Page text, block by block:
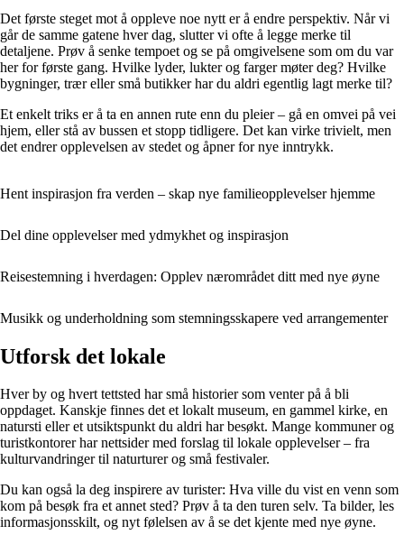
Det første steget mot å oppleve noe nytt er å endre perspektiv. Når vi
går de samme gatene hver dag, slutter vi ofte å legge merke til
detaljene. Prøv å senke tempoet og se på omgivelsene som om du var
her for første gang. Hvilke lyder, lukter og farger møter deg? Hvilke
bygninger, trær eller små butikker har du aldri egentlig lagt merke til?
Et enkelt triks er å ta en annen rute enn du pleier – gå en omvei på vei
hjem, eller stå av bussen et stopp tidligere. Det kan virke trivielt, men
det endrer opplevelsen av stedet og åpner for nye inntrykk.
Hent inspirasjon fra verden – skap nye familieopplevelser hjemme
Del dine opplevelser med ydmykhet og inspirasjon
Reisestemning i hverdagen: Opplev nærområdet ditt med nye øyne
Musikk og underholdning som stemningsskapere ved arrangementer
Utforsk det lokale
Hver by og hvert tettsted har små historier som venter på å bli
oppdaget. Kanskje finnes det et lokalt museum, en gammel kirke, en
natursti eller et utsiktspunkt du aldri har besøkt. Mange kommuner og
turistkontorer har nettsider med forslag til lokale opplevelser – fra
kulturvandringer til naturturer og små festivaler.
Du kan også la deg inspirere av turister: Hva ville du vist en venn som
kom på besøk fra et annet sted? Prøv å ta den turen selv. Ta bilder, les
informasjonsskilt, og nyt følelsen av å se det kjente med nye øyne.